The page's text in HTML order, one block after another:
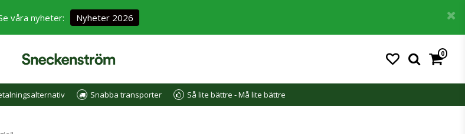
våra nyheter: Nyheter 2026
0
Snabba transporter Så lite bättre - Må lite bättre